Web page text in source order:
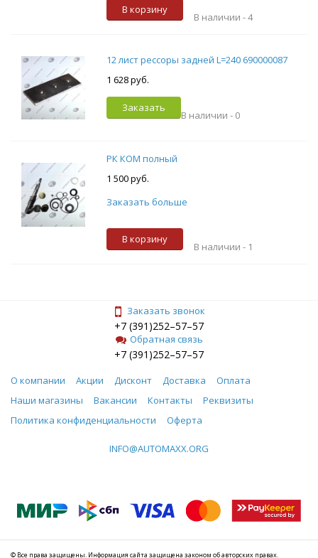
В корзину
В наличии -4
12 лист рессоры задней L=240 690000087
1 628 руб.
Заказать
В наличии - 0
РК КОМ полный
1 500 руб.
Заказать больше
В корзину
В наличии - 1
Заказать звонок
+7 (391)252–57–57
Обратная связь
+7 (391)252–57–57
О компании Акции Дисконт Доставка
Оплата
Наши магазины
Вакансии Контакты
Реквизиты
Политика конфиденциальности
Оферта
INFO@AUTOMAXX.ORG
© Все права защищены. Информация сайта защищена законом об авторских правах.